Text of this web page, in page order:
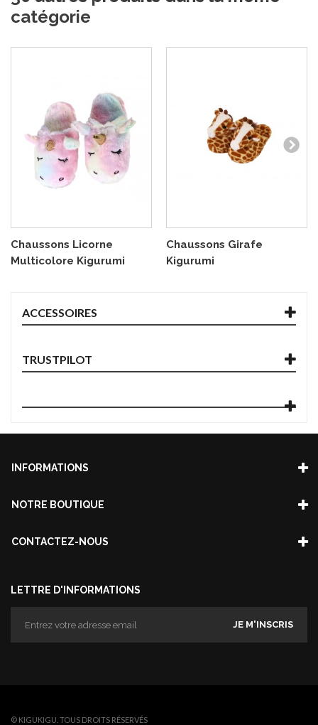
catégorie
Chaussons Licorne
Multicolore Kigurumi
Chaussons Girafe
Kigurumi
ACCESSOIRES
TRUSTPILOT
INFORMATIONS
NOTRE BOUTIQUE
CONTACTEZ-NOUS
LETTRE D'INFORMATIONS
JE M'INSCRIS
© KIGUKIGU. TOUS DROITS RÉSERVÉS